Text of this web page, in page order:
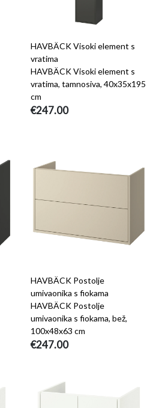
HAVBÄCK Visoki element s
vratima
HAVBÄCK Visoki element s
vratima, tamnosiva, 40x35x195
cm
€247.00
HAVBÄCK Postolje
umivaonika s fiokama
HAVBÄCK Postolje
umivaonika s fiokama, bež,
100x48x63 cm
€247.00